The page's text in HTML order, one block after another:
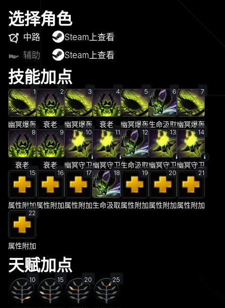
选择角色
中路
Steam上查看
辅助
Steam上查看
技能加点
1
幽冥爆轰
2
衰老
3
幽冥爆轰
4
衰老
5
幽冥爆轰
6
生命汲取
7
幽冥爆轰
8
衰老
9
衰老
10
幽冥守卫
11
幽冥守卫
12
生命汲取
13
幽冥守卫
14
幽冥守卫
15
属性附加
16
属性附加
17
属性附加
18
生命汲取
19
属性附加
20
属性附加
21
属性附加
22
属性附加
天赋加点
10 15 20 25